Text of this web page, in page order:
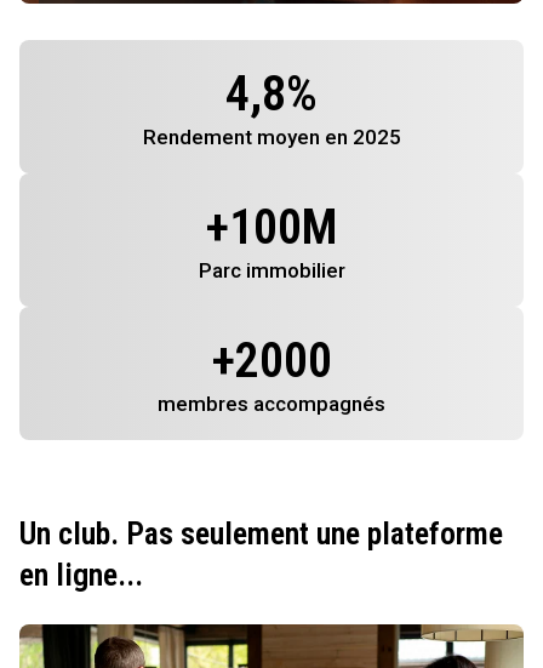
4,8%
Rendement moyen en 2025
+100M
Parc immobilier
+2000
membres accompagnés
Un club. Pas seulement une plateforme
en ligne...